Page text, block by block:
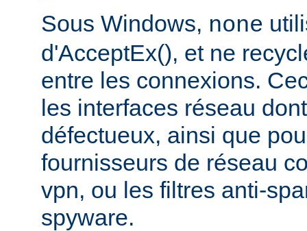
Sous Windows, none
d'AcceptEx(), et ne
entre les connexions.
les interfaces réseau
défectueux, ainsi que
fournisseurs de réseau
vpn, ou les filtres anti-
spyware.